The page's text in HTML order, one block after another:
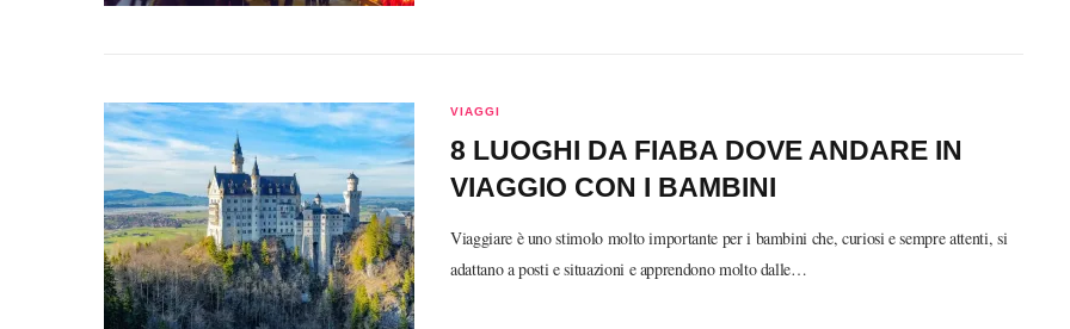
VIAGGI
8 LUOGHI DA FIABA DOVE ANDARE IN
VIAGGIO CON I BAMBINI
Viaggiare è uno stimolo molto importante per i bambini che, curiosi e sempre attenti, si
adattano a posti e situazioni e apprendono molto dalle…